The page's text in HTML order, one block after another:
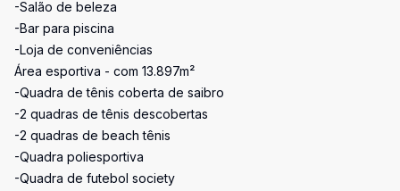
-Salão de beleza
-Bar para piscina
-Loja de conveniências
Área esportiva - com 13.897m²
-Quadra de tênis coberta de saibro
-2 quadras de tênis descobertas
-2 quadras de beach tênis
-Quadra poliesportiva
-Quadra de futebol society